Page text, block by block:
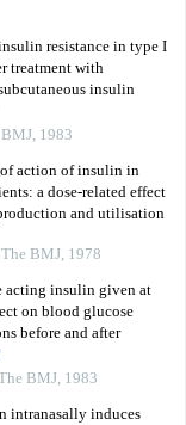
resistance in type I
treatment with
insulin
, 1983
action of insulin in
a dose-related effect
and utilisation
The BMJ, 1978
acting insulin given at
on blood glucose
before and after
BMJ, 1983
intranasally induces